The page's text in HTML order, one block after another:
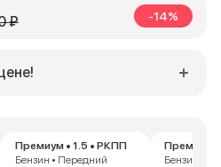
Премиум • 1.5 • РКПП
Бензин • Передний
Премиум
Бензин •
₽ -14%